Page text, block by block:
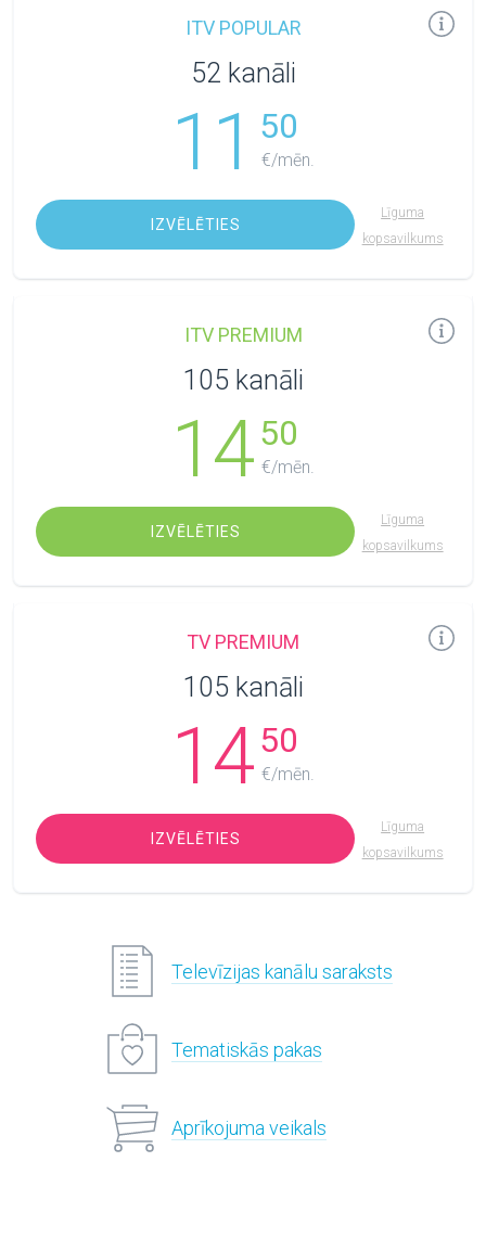
ITV POPULAR
52 kanāli
11 50
€/mēn.
IZVĒLĒTIES
Līguma
kopsavilkums
ITV PREMIUM
105 kanāli
1450
€/mēn.
IZVĒLĒTIES
Līguma
kopsavilkums
TV PREMIUM
105 kanāli
1450
€/mēn.
IZVĒLĒTIES
Līguma
kopsavilkums
Televīzijas kanālu saraksts
Tematiskās pakas
Aprīkojuma veikals